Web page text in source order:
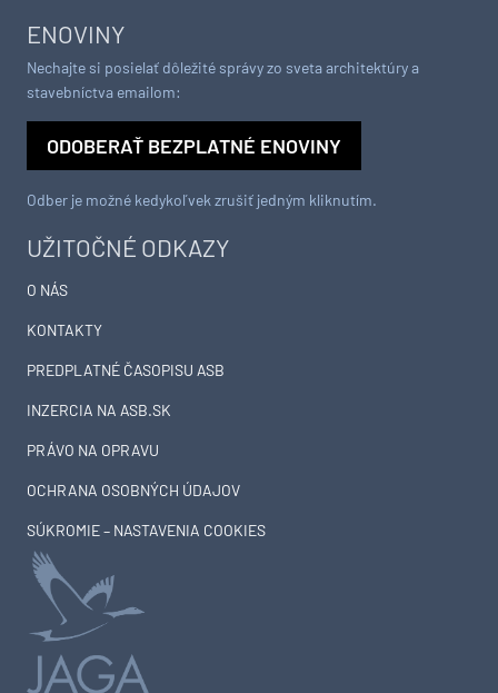
UŽITOČNÉ ODKAZY
O NÁS
KONTAKTY
PREDPLATNÉ ČASOPISU ASB
INZERCIA NA ASB.SK
PRÁVO NA OPRAVU
OCHRANA OSOBNÝCH ÚDAJOV
SÚKROMIE – NASTAVENIA COOKIES
ENOVINY
Nechajte si posielať dôležité správy zo sveta architektúry a
stavebníctva emailom:
ODOBERAŤ BEZPLATNÉ ENOVINY
Odber je možné kedykoľvek zrušiť jedným kliknutím.